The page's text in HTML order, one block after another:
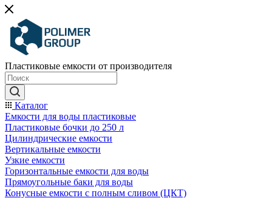
Пластиковые емкости от производителя
Каталог
Емкости для воды пластиковые
Пластиковые бочки до 250 л
Цилиндрические емкости
Вертикальные емкости
Узкие емкости
Горизонтальные емкости для воды
Прямоугольные баки для воды
Конусные емкости с полным сливом (ЦКТ)